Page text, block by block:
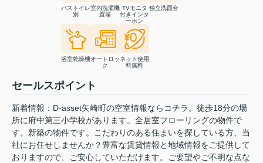
バストイレ
別
室内洗濯機
置場
TVモニタ
付きインタ
ーホン
独立洗面台
浴室乾燥機オートロッ
ク
ネット使用
料無料
セールスポイント
新着情報：D-asset矢崎町の空室情報ならコチラ。徒歩18分の場
所に府中第三小学校があります。全居室フローリングの物件で
す。新築の物件です。こだわりのある住まいを探している方、当
社にお任せしませんか？豊富な賃貸情報と地域情報をご提供して
おりますので、ご安心していただけます。ご要望やご不明な点な